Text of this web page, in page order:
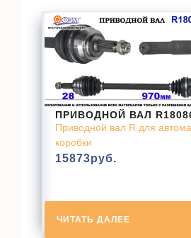
ПРИВОДНОЙ ВАЛ
Приводной вал R для
коробки
15873руб.
ЧИТАТЬ ДАЛЕЕ